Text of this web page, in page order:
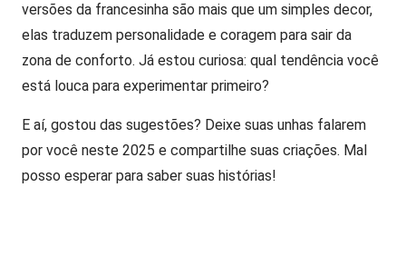
versões da francesinha são mais que um simples decor,
elas traduzem personalidade e coragem para sair da
zona de conforto. Já estou curiosa: qual tendência você
está louca para experimentar primeiro?
E aí, gostou das sugestões? Deixe suas unhas falarem
por você neste 2025 e compartilhe suas criações. Mal
posso esperar para saber suas histórias!